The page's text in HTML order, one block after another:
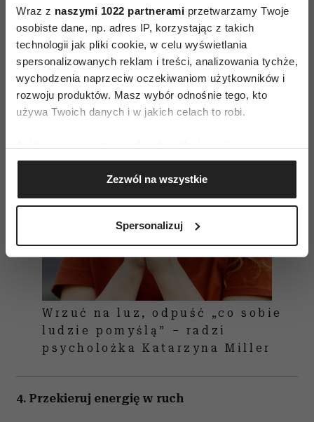
Wraz z naszymi 1022 partnerami przetwarzamy Twoje
osobiste dane, np. adres IP, korzystając z takich
technologii jak pliki cookie, w celu wyświetlania
spersonalizowanych reklam i treści, analizowania tychże,
wychodzenia naprzeciw oczekiwaniom użytkowników i
rozwoju produktów. Masz wybór odnośnie tego, kto
używa Twoich danych i w jakich celach to robi.
Jeśli wyrazisz na to zgodę, chcielibyśmy również:
Gromadzić dane dotyczące Twojej lokalizacji
geograficznej z dokładnością nawet do kilku metrów
Identyfikować Twoje urządzenie, aktywnie
(fingerprinting, czyli wirtualny odcisk palca)
dane są przetwarzane oraz ustaw własne preferencje w
sekcji szczegółów . W Deklaracji plików cookie możesz
zmienić lub wycofać swoją zgodę w dowolnej chwili.
Wykorzystujemy pliki cookie do spersonalizowania treści
i reklam, aby oferować funkcje społecznościowe i
społecznościowym, reklamowym i analitycznym.
Zezwól na wszystkie
Spersonalizuj
powietrze nosem.
Czytaj także
Wrzuć na luz, odpuść „co sobie
ludzie pomyślą” – radzi
psycholożka Katarzyna Miller
4. Przekieruj energię w ruch